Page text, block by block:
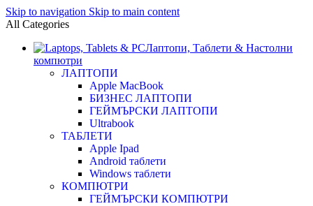
Skip to navigation Skip to main content
All Categories
Лаптопи, Таблети & Настолни
компютри
ЛАПТОПИ
Apple MacBook
БИЗНЕС ЛАПТОПИ
ГЕЙМЪРСКИ ЛАПТОПИ
Ultrabook
ТАБЛЕТИ
Apple Ipad
Android таблети
Windows таблети
КОМПЮТРИ
ГЕЙМЪРСКИ КОМПЮТРИ